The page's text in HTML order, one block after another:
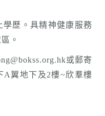
歷。具精神健康服務
。
或郵寄
A翼地下及2樓~欣羣樓